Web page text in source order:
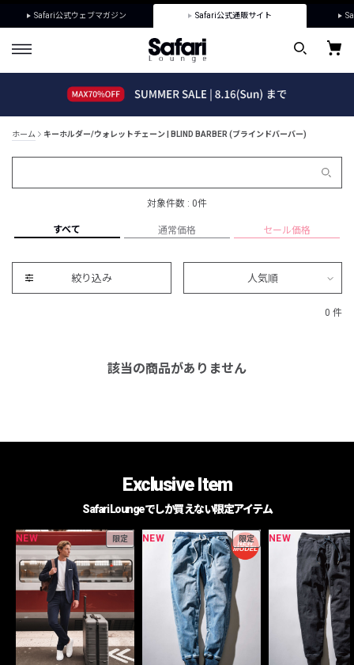
Safari公式ウェブマガジン Safari公式通販サイト
ホーム キーホルダー/ウォレットチェーン | BLIND BARBER (ブラインドバーバー)
対象件数 : 0件
すべて 通常価格 セール価格
絞り込み 人気順
0 件
該当の商品がありません
Exclusive Item
Safari Loungeでしか買えない限定アイテム
NEW 限定 NEW 限定 NEW